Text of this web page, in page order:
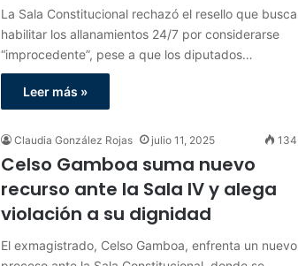
La Sala Constitucional rechazó el resello que busca
habilitar los allanamientos 24/7 por considerarse
“improcedente”, pese a que los diputados…
Leer más »
Claudia González Rojas julio 11, 2025 134
Celso Gamboa suma nuevo
recurso ante la Sala IV y alega
violación a su dignidad
El exmagistrado, Celso Gamboa, enfrenta un nuevo